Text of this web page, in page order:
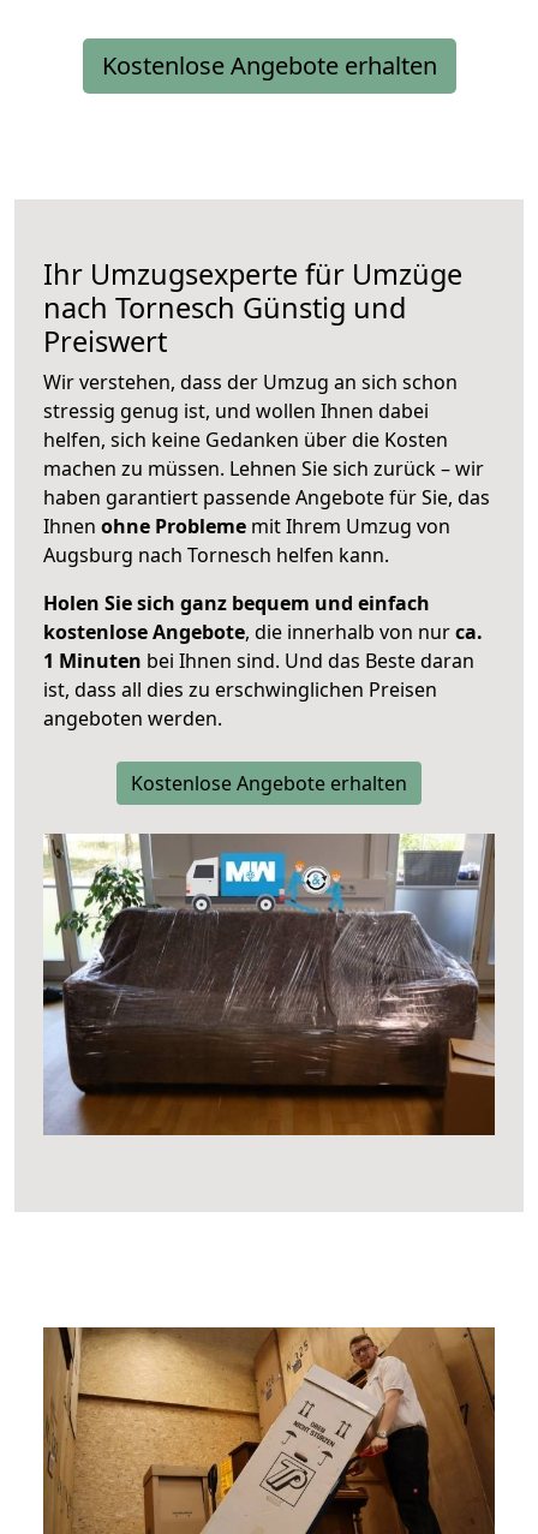
Kostenlose Angebote erhalten
Ihr Umzugsexperte für Umzüge
nach Tornesch Günstig und
Preiswert
Wir verstehen, dass der Umzug an sich schon
stressig genug ist, und wollen Ihnen dabei
helfen, sich keine Gedanken über die Kosten
machen zu müssen. Lehnen Sie sich zurück – wir
haben garantiert passende Angebote für Sie, das
Ihnen ohne Probleme mit Ihrem Umzug von
Augsburg nach Tornesch helfen kann.
Holen Sie sich ganz bequem und einfach
kostenlose Angebote, die innerhalb von nurca.
1 Minuten bei Ihnen sind. Und das Beste daran
ist, dass all dies zu erschwinglichen Preisen
angeboten werden.
Kostenlose Angebote erhalten